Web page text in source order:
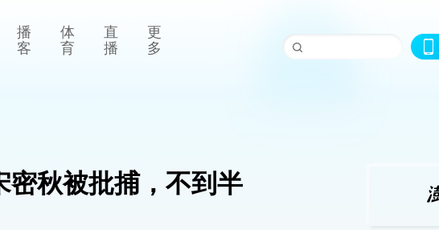
播
客
体
育
直
播
更
多
密秋被批捕，不到半